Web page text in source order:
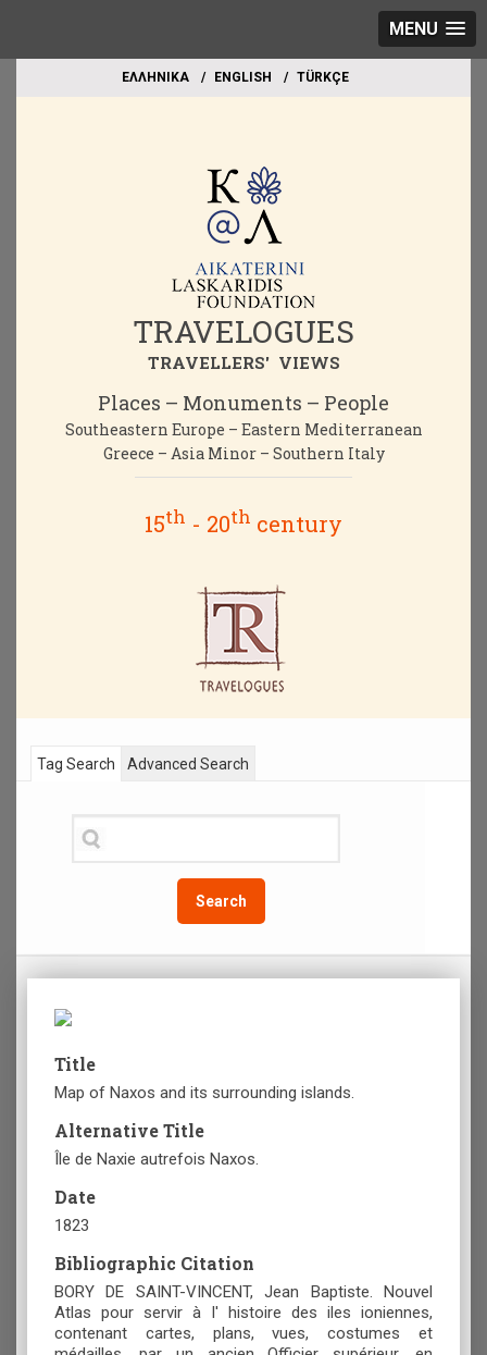
MENU
EΛΛΗΝΙΚΑ ΕΝGLISH TÜRKÇE
TRAVELOGUES
TRAVELLERS' VIEWS
Places – Monuments – People
Southeastern Europe – Eastern Mediterranean
Greece – Asia Minor – Southern Italy
15th - 20th century
Tag Search
Search
Advanced Search
Title
Map of Naxos and its surrounding islands.
Alternative Title
Île de Naxie autrefois Naxos.
Date
1823
Bibliographic Citation
BORY DE SAINT-VINCENT, Jean Baptiste. Nouvel
Atlas pour servir à l' histoire des iles ioniennes,
contenant cartes, plans, vues, costumes et